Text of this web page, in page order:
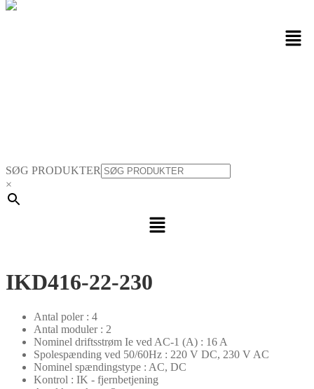
Menu
SØG PRODUKTER
×
Menu
IKD416-22-230
Antal poler : 4
Antal moduler : 2
Nominel driftsstrøm Ie ved AC-1 (A) : 16 A
Spolespænding ved 50/60Hz : 220 V DC, 230 V AC
Nominel spændingstype : AC, DC
Kontrol : IK - fjernbetjening